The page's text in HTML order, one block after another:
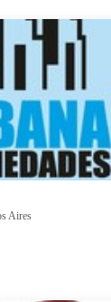
Aires